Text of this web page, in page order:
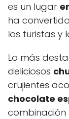
es un lugar
ha
los turistas y
Lo más
deliciosos
crujientes
chocolate
combinación